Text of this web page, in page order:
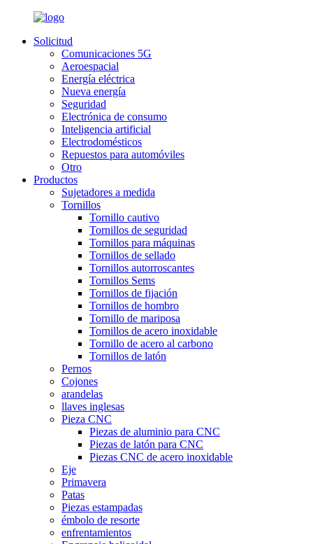
Solicitud
Comunicaciones 5G
Aeroespacial
Energía eléctrica
Nueva energía
Seguridad
Electrónica de consumo
Inteligencia artificial
Electrodomésticos
Repuestos para automóviles
Otro
Productos
Sujetadores a medida
Tornillos
Tornillo cautivo
Tornillos de seguridad
Tornillos para máquinas
Tornillos de sellado
Tornillos autorroscantes
Tornillos Sems
Tornillos de fijación
Tornillos de hombro
Tornillo de mariposa
Tornillos de acero inoxidable
Tornillo de acero al carbono
Tornillos de latón
Pernos
Cojones
arandelas
llaves inglesas
Pieza CNC
Piezas de aluminio para CNC
Piezas de latón para CNC
Piezas CNC de acero inoxidable
Eje
Primavera
Patas
Piezas estampadas
émbolo de resorte
enfrentamientos